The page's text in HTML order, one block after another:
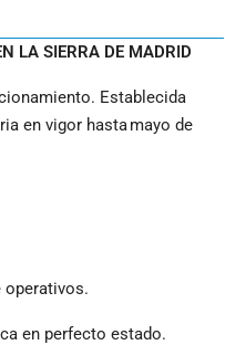
LA SIERRA DE MADRID
Establecida
en vigor hasta mayo de
operativos.
en perfecto estado.